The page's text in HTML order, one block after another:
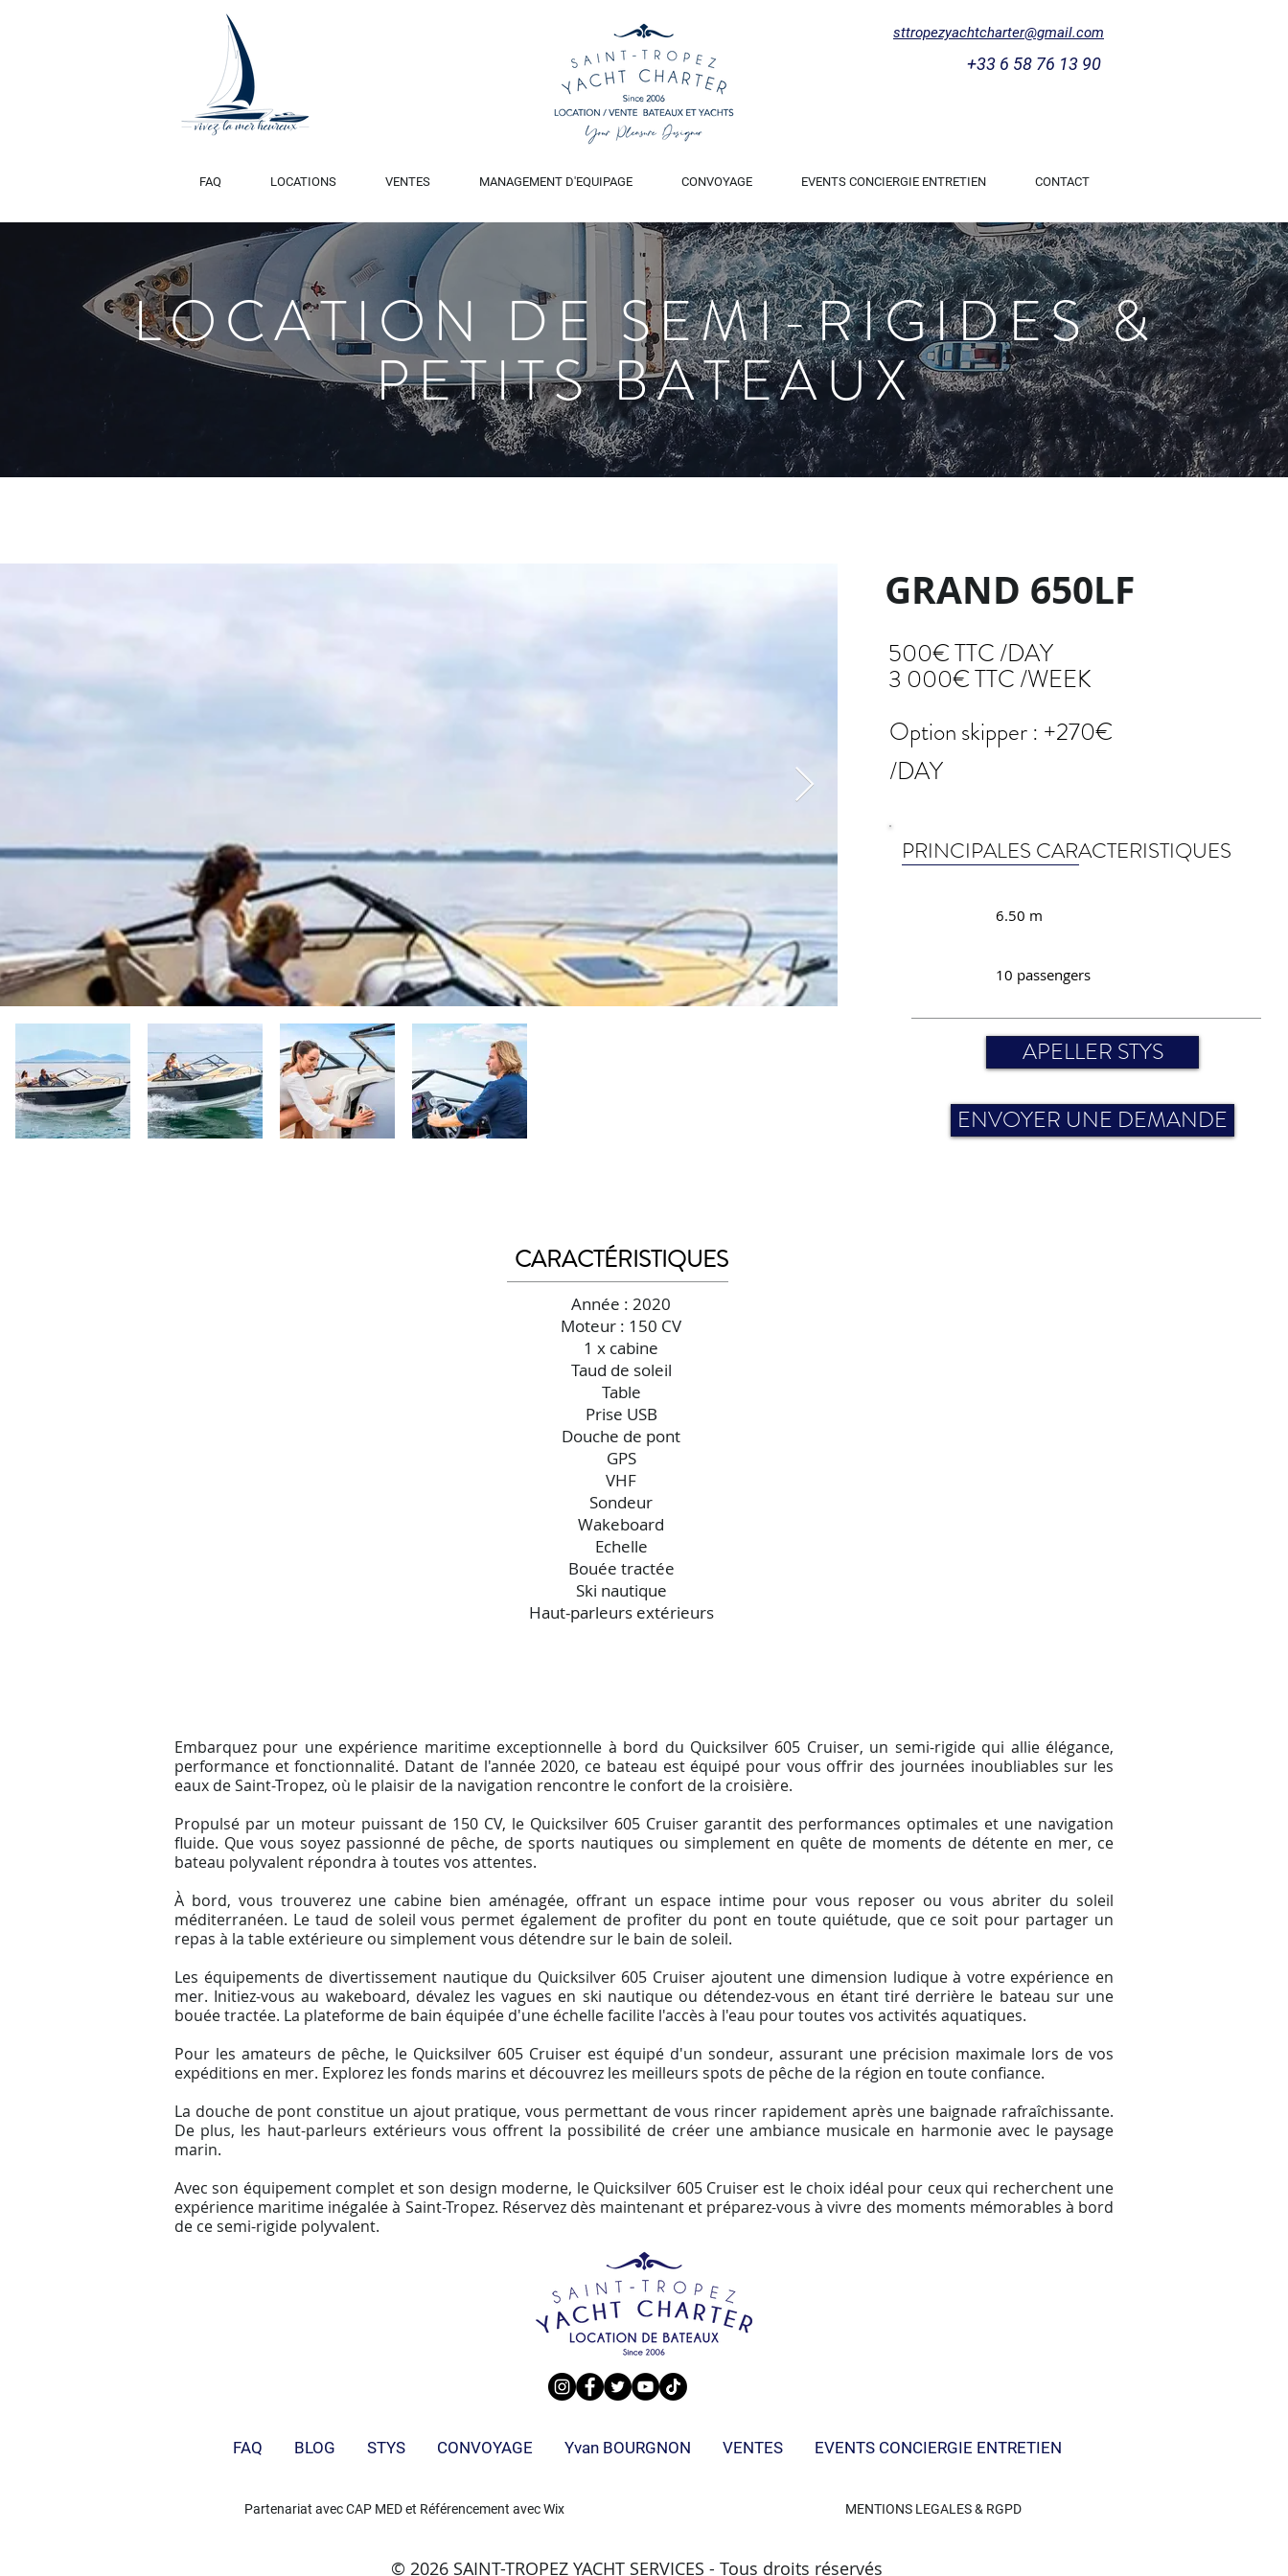
sttropezyachtcharter@gmail.com
+33 6 58 76 13 90
FAQ LOCATIONS VENTES MANAGEMENT D'EQUIPAGE CONVOYAGE EVENTS CONCIERGIE ENTRETIEN CONTACT
LOCATION DE SEMI-RIGIDES &
PETITS BATEAUX
GRAND 650LF
500€ TTC /DAY
3 000€ TTC /WEEK
Option skipper : +270€
/DAY
PRINCIPALES CARACTERISTIQUES
6.50 m
10 passengers
APELLER STYS
ENVOYER UNE DEMANDE
CARACTÉRISTIQUES
Année : 2020
Moteur : 150 CV
1 x cabine
Taud de soleil
Table
Prise USB
Douche de pont
GPS
VHF
Sondeur
Wakeboard
Echelle
Bouée tractée
Ski nautique
Haut-parleurs extérieurs
Embarquez pour une expérience maritime exceptionnelle à bord du Quicksilver 605 Cruiser, un semi-rigide qui allie élégance,
performance et fonctionnalité. Datant de l'année 2020, ce bateau est équipé pour vous offrir des journées inoubliables sur les
eaux de Saint-Tropez, où le plaisir de la navigation rencontre le confort de la croisière.
Propulsé par un moteur puissant de 150 CV, le Quicksilver 605 Cruiser garantit des performances optimales et une navigation
fluide. Que vous soyez passionné de pêche, de sports nautiques ou simplement en quête de moments de détente en mer, ce
bateau polyvalent répondra à toutes vos attentes.
À bord, vous trouverez une cabine bien aménagée, offrant un espace intime pour vous reposer ou vous abriter du soleil
méditerranéen. Le taud de soleil vous permet également de profiter du pont en toute quiétude, que ce soit pour partager un
repas à la table extérieure ou simplement vous détendre sur le bain de soleil.
Les équipements de divertissement nautique du Quicksilver 605 Cruiser ajoutent une dimension ludique à votre expérience en
mer. Initiez-vous au wakeboard, dévalez les vagues en ski nautique ou détendez-vous en étant tiré derrière le bateau sur une
bouée tractée. La plateforme de bain équipée d'une échelle facilite l'accès à l'eau pour toutes vos activités aquatiques.
Pour les amateurs de pêche, le Quicksilver 605 Cruiser est équipé d'un sondeur, assurant une précision maximale lors de vos
expéditions en mer. Explorez les fonds marins et découvrez les meilleurs spots de pêche de la région en toute confiance.
La douche de pont constitue un ajout pratique, vous permettant de vous rincer rapidement après une baignade rafraîchissante.
De plus, les haut-parleurs extérieurs vous offrent la possibilité de créer une ambiance musicale en harmonie avec le paysage
marin.
Avec son équipement complet et son design moderne, le Quicksilver 605 Cruiser est le choix idéal pour ceux qui recherchent une
expérience maritime inégalée à Saint-Tropez. Réservez dès maintenant et préparez-vous à vivre des moments mémorables à bord
de ce semi-rigide polyvalent.
FAQ BLOG STYS CONVOYAGE Yvan BOURGNON VENTES EVENTS CONCIERGIE ENTRETIEN
Partenariat avecCAP MEDet Référencement avecWix MENTIONS LEGALES & RGPD
© 2026 SAINT-TROPEZ YACHT SERVICES - Tous droits réservés